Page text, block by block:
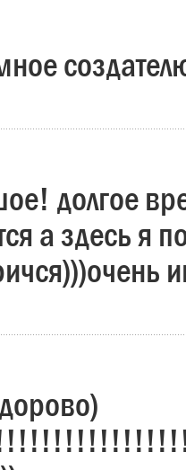
долгое
а здесь я